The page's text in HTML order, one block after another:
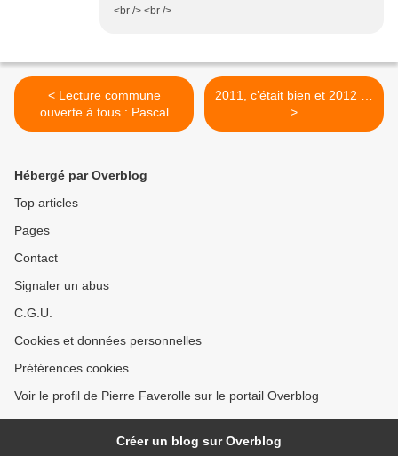
<br /> <br />
< Lecture commune
ouverte à tous : Pascal
Garnier
2011, c’était bien et 2012 …
>
Hébergé par Overblog
Top articles
Pages
Contact
Signaler un abus
C.G.U.
Cookies et données personnelles
Préférences cookies
Voir le profil de Pierre Faverolle sur le portail Overblog
Créer un blog sur Overblog